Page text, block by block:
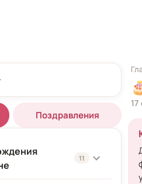
Поздравления
11